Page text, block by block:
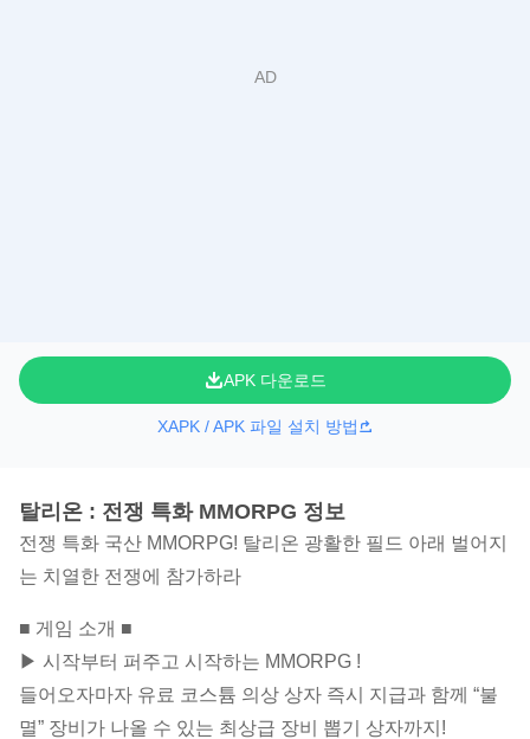
APK 다운로드
XAPK / APK 파일 설치 방법
탈리온 : 전쟁 특화 MMORPG 정보
전쟁 특화 국산 MMORPG! 탈리온 광활한 필드 아래 벌어지
는 치열한 전쟁에 참가하라
■ 게임 소개 ■
▶ 시작부터 퍼주고 시작하는 MMORPG !
들어오자마자 유료 코스튬 의상 상자 즉시 지급과 함께 “불
멸” 장비가 나올 수 있는 최상급 장비 뽑기 상자까지!